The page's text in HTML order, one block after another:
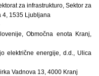
za infrastrukturo, Sektor za
4, 1535 Ljubljana
Območna enota Kranj,
električne energije, d.d., Ulica
Vadnova 13, 4000 Kranj